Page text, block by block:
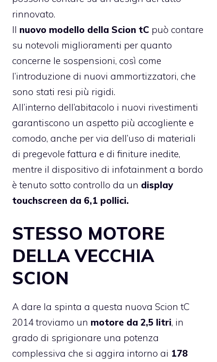
rinnovato.
Il nuovo modello della Scion tC può contare
su notevoli miglioramenti per quanto
concerne le sospensioni, così come
l’introduzione di nuovi ammortizzatori, che
sono stati resi più rigidi.
All’interno dell’abitacolo i nuovi rivestimenti
garantiscono un aspetto più accogliente e
comodo, anche per via dell’uso di materiali
di pregevole fattura e di finiture inedite,
mentre il dispositivo di infotainment a bordo
è tenuto sotto controllo da un display
touchscreen da 6,1 pollici.
STESSO MOTORE
DELLA VECCHIA
SCION
A dare la spinta a questa nuova Scion tC
2014 troviamo un motore da 2,5 litri, in
grado di sprigionare una potenza
complessiva che si aggira intorno ai 178